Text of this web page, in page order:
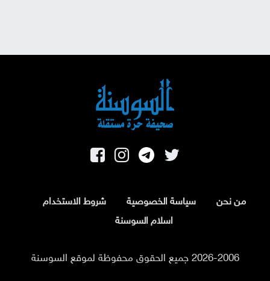
من نحن سياسة الخصوصية
شروط الاستخدام
اسلام السوسنة
2026-2006 جميع الحقوق محفوظة لموقع السوسنة